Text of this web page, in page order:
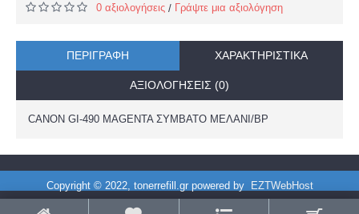
0 αξιολογήσεις / Γράψτε μια αξιολόγηση
ΠΕΡΙΓΡΑΦΉ ΧΑΡΑΚΤΗΡΙΣΤΙΚΆ
ΑΞΙΟΛΟΓΉΣΕΙΣ (0)
CANON GI-490 MAGENTA ΣΥΜΒΑΤΟ ΜΕΛΑΝΙ/BP
Copyright © 2022, tonerrefill.gr powered by EZTWebHost